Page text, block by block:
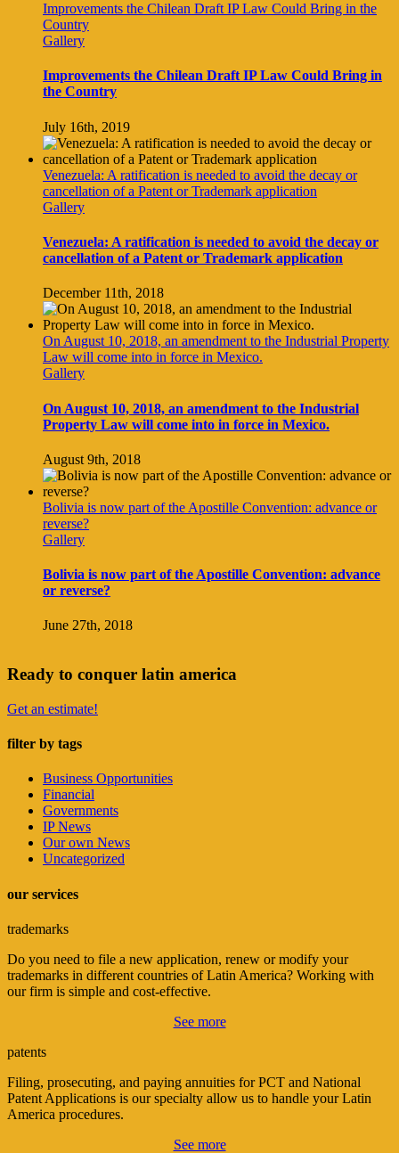
Improvements the Chilean Draft IP Law Could Bring in the
Country
Gallery
Improvements the Chilean Draft IP Law Could Bring in
the Country
July 16th, 2019
Venezuela: A ratification is needed to avoid the decay or
cancellation of a Patent or Trademark application
Gallery
Venezuela: A ratification is needed to avoid the decay or
cancellation of a Patent or Trademark application
December 11th, 2018
On August 10, 2018, an amendment to the Industrial Property
Law will come into in force in Mexico.
Gallery
On August 10, 2018, an amendment to the Industrial
Property Law will come into in force in Mexico.
August 9th, 2018
Bolivia is now part of the Apostille Convention: advance or
reverse?
Gallery
Bolivia is now part of the Apostille Convention: advance
or reverse?
June 27th, 2018
Ready to conquer latin america
Get an estimate!
filter by tags
Business Opportunities
Financial
Governments
IP News
Our own News
Uncategorized
our services
trademarks
Do you need to file a new application, renew or modify your
trademarks in different countries of Latin America? Working with
our firm is simple and cost-effective.
See more
patents
Filing, prosecuting, and paying annuities for PCT and National
Patent Applications is our specialty allow us to handle your Latin
America procedures.
See more